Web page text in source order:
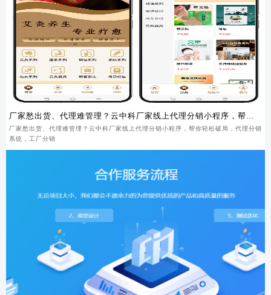
厂家愁出货、代理难管理？云中科厂家线上代理分销小程序，帮你
轻松破局
厂家愁出货、代理难管理？云中科厂家线上代理分销小程序，帮你轻松破局，代理分销
系统，工厂分销